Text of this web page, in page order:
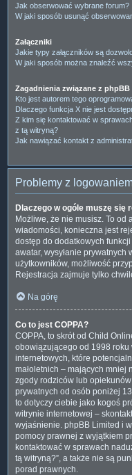
Jak obserwować wybrane forum?
W jaki sposób usunąć
Załączniki
Jakie typy załączników są
W jaki sposób można znaleźć
Zagadnienia związane z phpBB
Kto jest autorem tego
Dlaczego funkcja X nie jest
Z kim się kontaktować w
z tą witryną?
Jak nawiązać kontakt z
Problemy z
Dlaczego w ogóle muszę się
Możliwe, że nie musisz. To od
wiadomości, konieczna jest
dostęp do dodatkowych
awatar, wysyłanie
użytkowników, możliwość
Rejestracja zajmuje tylko
Na górę
Co to jest COPPA?
COPPA, to skrót od Child
obowiązującego od 1998 roku
internetowych, które
małoletnich – mających
zgody rodziców lub
prywatnych od osób poniżej
to dotyczy ciebie jako kogoś
witrynie internetowej –
wyjaśnienie. phpBB Limited i
pomocy prawnej z wyjątkiem
kontaktować w sprawach
tą witryną?”, a także nie są
porad prawnych.